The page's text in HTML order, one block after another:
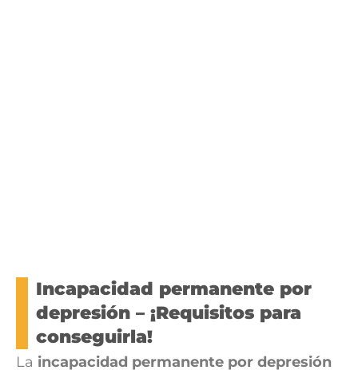
Incapacidad permanente por
depresión – ¡Requisitos para
conseguirla!
La incapacidad permanente por depresión